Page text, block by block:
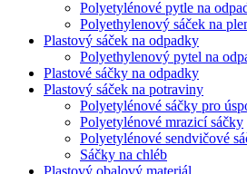
Polyetylénové pytle na
Polyethylenový sáček na
Plastový sáček na odpadky
Polyethylenový pytel na
Plastové sáčky na odpadky
Plastový sáček na potraviny
Polyetylénové sáčky pro
Polyetylénové mrazicí sáčky
Polyetylénové sendvičové
Sáčky na chléb
Plastový obalový materiál